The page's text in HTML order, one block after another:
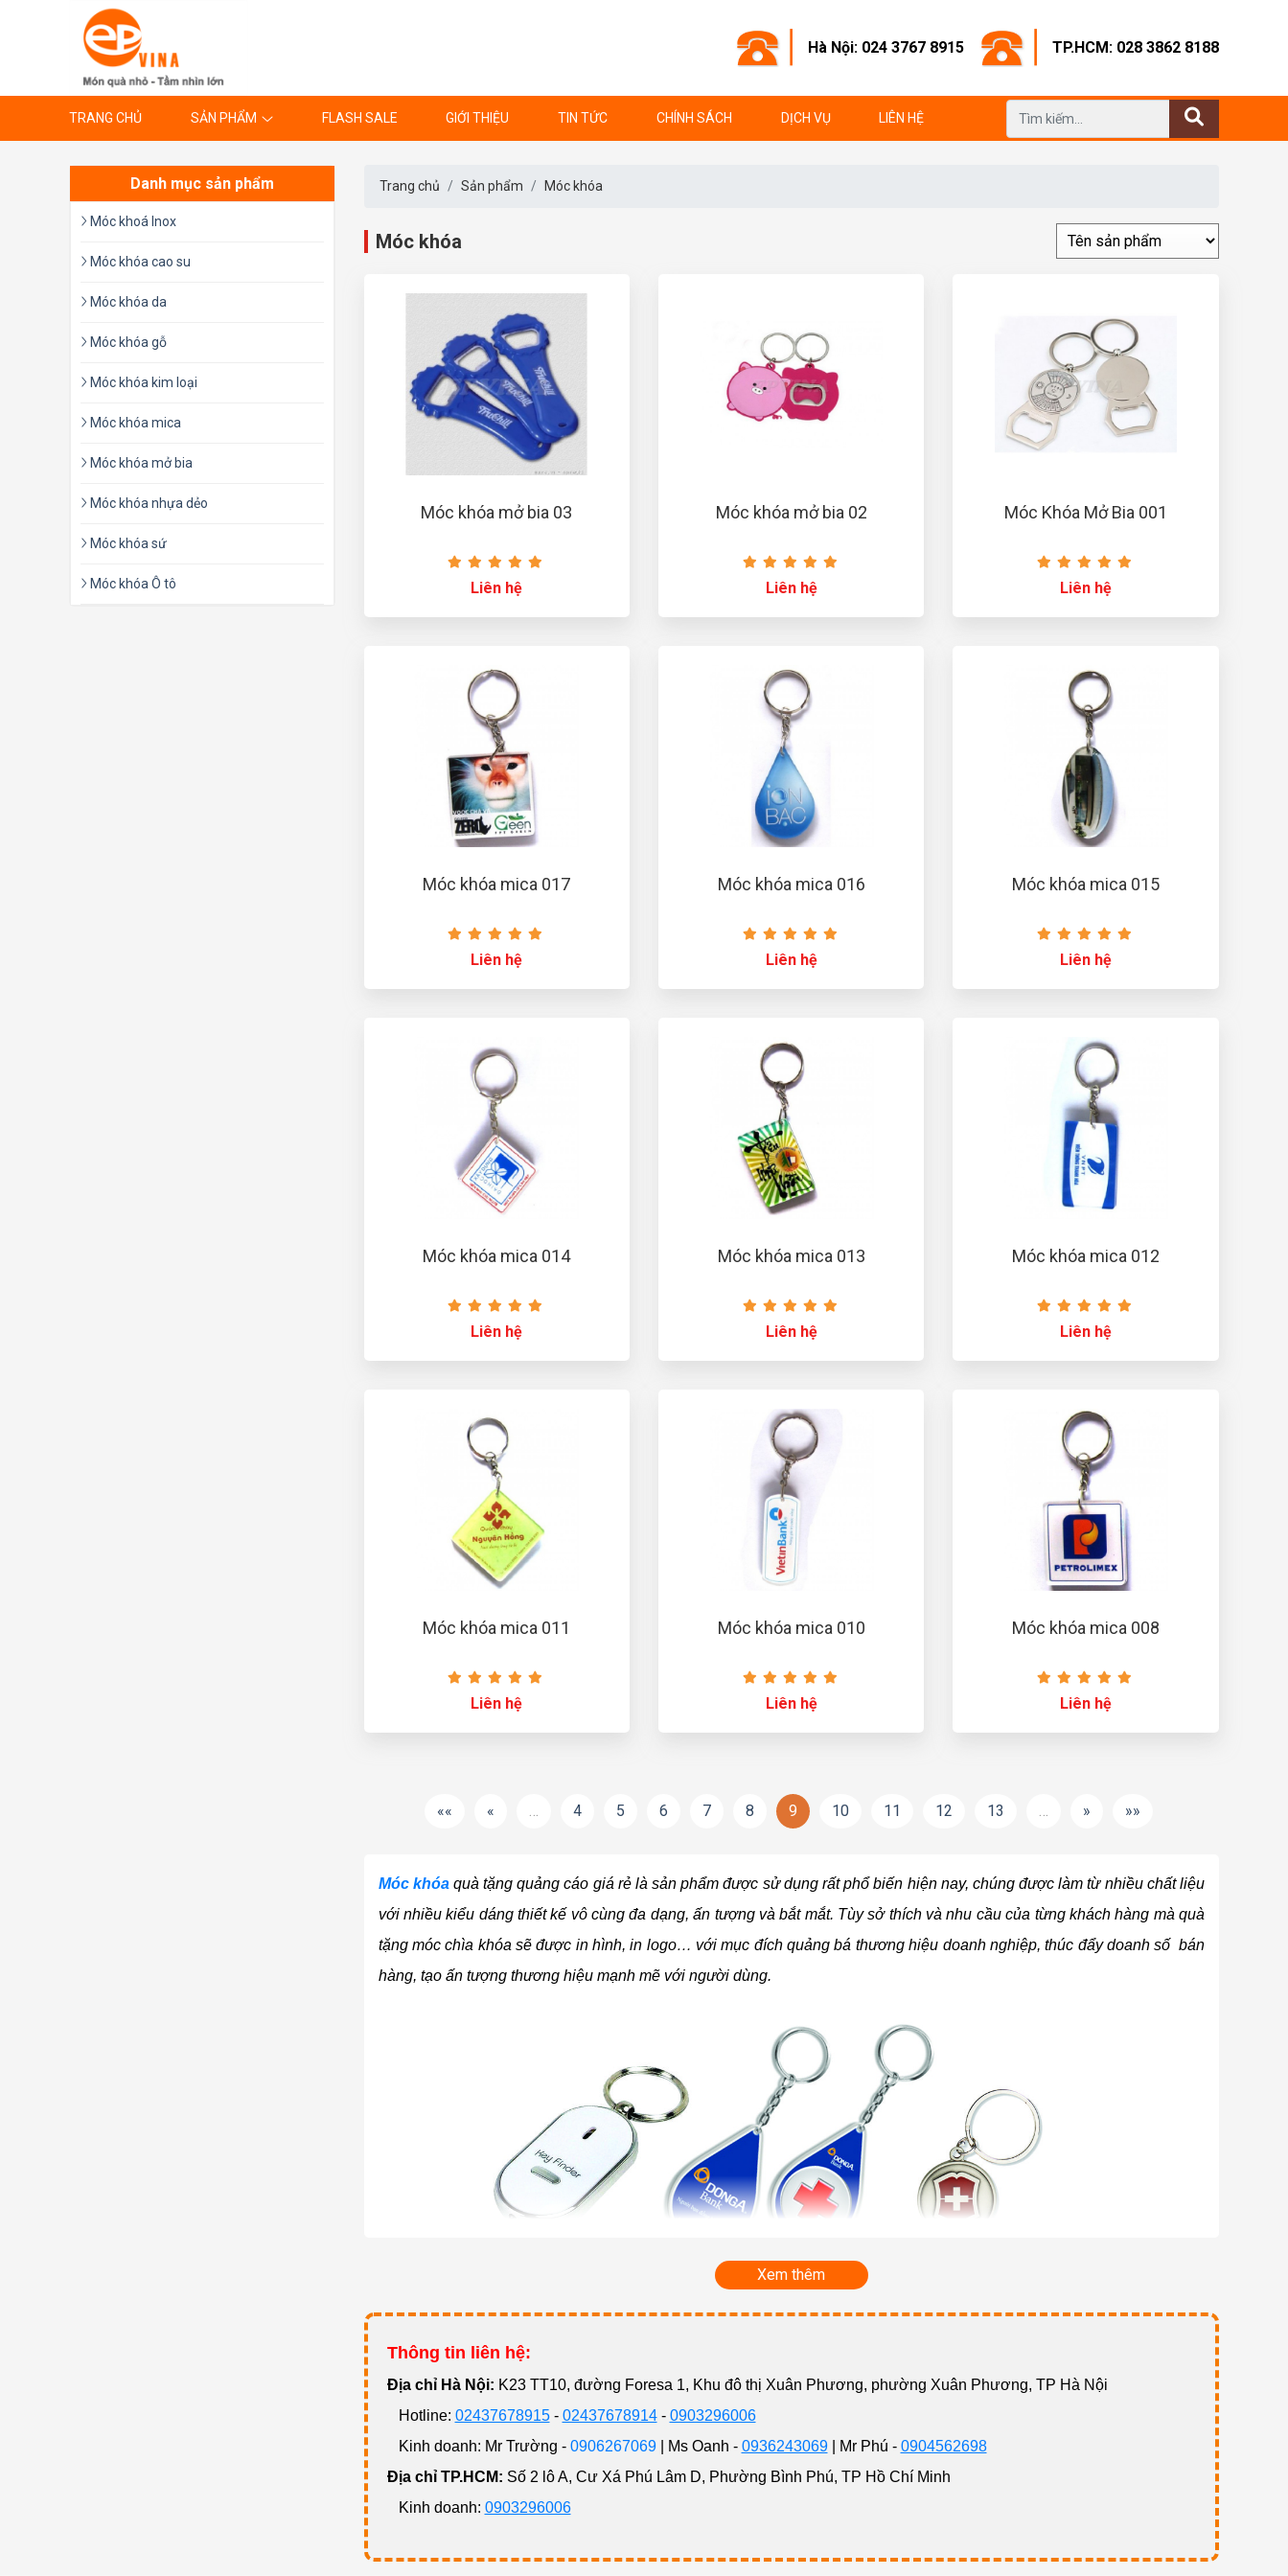
Hà Nội: 024 3767 8915 TP.HCM: 028 3862 8188
TRANG CHỦ SẢN PHẨM FLASH SALE GIỚI THIỆU TIN TỨC CHÍNH SÁCH DỊCH VỤ LIÊN HỆ
Trang chủ Sản phẩm Móc khóa
Móc khóa
Móc khóa mở bia 03
Liên hệ
Móc khóa mở bia 02
Liên hệ
Móc Khóa Mở Bia 001
Liên hệ
Móc khóa mica 017
Liên hệ
Móc khóa mica 016
Liên hệ
Móc khóa mica 015
Liên hệ
Móc khóa mica 014
Liên hệ
Móc khóa mica 013
Liên hệ
Móc khóa mica 012
Liên hệ
Móc khóa mica 011
Liên hệ
Móc khóa mica 010
Liên hệ
Móc khóa mica 008
Liên hệ
«« « … 4 5 6 7 8 9 10 11 12 13 … » »»
Móc khóa quà tặng quảng cáo giá rẻ là sản phẩm được sử dụng rất phổ biến hiện nay, chúng được làm từ nhiều chất liệu
với nhiều kiểu dáng thiết kế vô cùng đa dạng, ấn tượng và bắt mắt. Tùy sở thích và nhu cầu của từng khách hàng mà quà
tặng móc chìa khóa sẽ được in hình, in logo… với mục đích quảng bá thương hiệu doanh nghiệp, thúc đẩy doanh số bán
hàng, tạo ấn tượng thương hiệu mạnh mẽ với người dùng.
Cung cấp quà tặng móc khóa quảng cáo giá rẻ
Xem thêm
Thông tin liên hệ:
Địa chỉ Hà Nội: K23 TT10, đường Foresa 1, Khu đô thị Xuân Phương, phường Xuân Phương, TP Hà Nội
Hotline: 02437678915- 02437678914- 0903296006
Kinh doanh: Mr Trường - 0906267069| Ms Oanh - 0936243069| Mr Phú - 0904562698
Địa chỉ TP.HCM: Số 2 lô A, Cư Xá Phú Lâm D, Phường Bình Phú, TP Hồ Chí Minh
Kinh doanh: 0903296006
Danh mục sản phẩm
Móc khoá Inox
Móc khóa cao su
Móc khóa da
Móc khóa gỗ
Móc khóa kim loại
Móc khóa mica
Móc khóa mở bia
Móc khóa nhựa dẻo
Móc khóa sứ
Móc khóa Ô tô